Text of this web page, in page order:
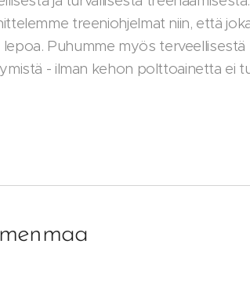
treeniohjelmat niin, että
lepoa. Puhumme myös
- ilman kehon polttoainetta ei